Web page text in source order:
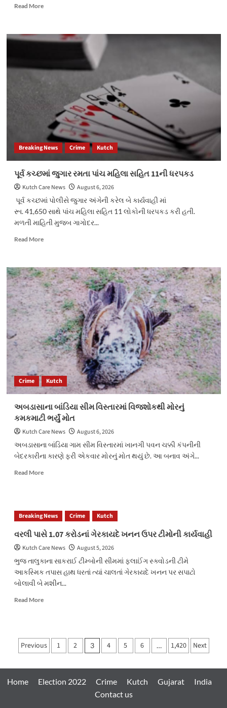
Read MoreRead
શિણાયમાં
મકાન
વિશ્વાસઘાત
Breaking News Crime Kutch
પૂર્વ કચ્છમાં જુગાર રમતા પાંચ મહિલા સહિત 11ની ધરપકડ
Kutch Care News
August 6, 2026
પૂર્વ કચ્છમાં પોલીસે જુગાર અંગેની કરેલ બે કાર્યવાહી માં
રૂા. 41,650 સાથે પાંચ મહિલા સહિત 11 લોકોની ધરપકડ કરી હતી.
મળતી માહિતી મુજબ ગાગોદર...
Read MoreRead
પૂર્વ
કચ્છમાં
જુગાર
રમતા
પાંચ
મહિલા
સહિત
11ની
ધરપકડ
Crime Kutch
અબડાસાના બાંડિયા સીમ વિસ્તારમાં વિજશોકથી મોરનું
કમકમાટી ભર્યું મોત
Kutch Care News
August 6, 2026
અબડાસાના બાંડિયા ગામ સીમ વિસ્તારમાં ખાનગી પવન ચક્કી કંપનીની
બેદરકારીના કારણે ફરી એકવાર મોરનું મોત થયું છે. આ બનાવ અંગે...
Read MoreRead
બાંડિયા
સીમ
વિસ્તારમાં
વિજશોકથી
મોરનું
કમકમાટી
મોત
Breaking News Crime Kutch
વરલી પાસે 1.07 કરોડનાં ગેરકાયદે ખનન ઉપર ટીમોની કાર્યવાહી
Kutch Care News
August 5, 2026
ભુજ તાલુકાના સાકરાઈ ટીમ્બોની સીમમાં ફ્લાઈંગ સ્ક્વોડની ટીમે
આકસ્મિક તપાસ હાથ ધરતાં ત્યાં ચાલતાં ગેરકાયદે ખનન પર સપાટો
બોલાવી બે મશીન...
Read MoreRead
પાસે
1.07
ઉપર
Posts
pagination
Previous 1 2 3 4 5 6 … 1,420 Next
Home Election 2022 Crime Kutch Gujarat
India
Contact us